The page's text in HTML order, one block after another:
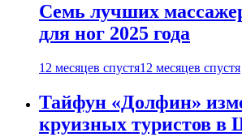
Семь лучших
для ног 2025 года
12 месяцев спустя12 месяцев спустя
Тайфун «Долфин»
круизных туристов в